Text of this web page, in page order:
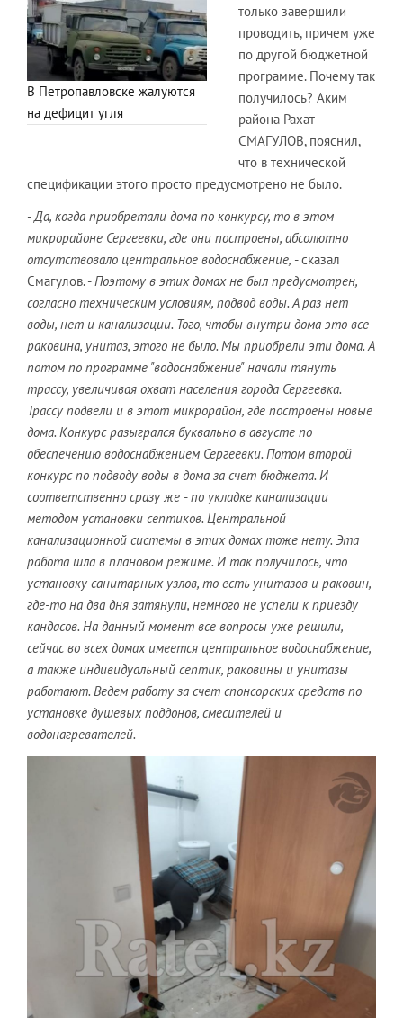
В Петропавловске жалуются
на дефицит угля
только завершили
проводить, причем уже
по другой бюджетной
программе. Почему так
получилось? Аким
района Рахат
СМАГУЛОВ, пояснил,
что в технической
спецификации этого просто предусмотрено не было.
-Да, когда приобретали дома по конкурсу, то в этом
микрорайоне Сергеевки, где они построены, абсолютно
отсутствовало центральное водоснабжение, - сказал
Смагулов. -Поэтому в этих домах не был предусмотрен,
согласно техническим условиям, подвод воды. А раз нет
воды, нет и канализации. Того, чтобы внутри дома это все -
раковина, унитаз, этого не было. Мы приобрели эти дома. А
потом по программе "водоснабжение" начали тянуть
трассу, увеличивая охват населения города Сергеевка.
Трассу подвели и в этот микрорайон, где построены новые
дома. Конкурс разыгрался буквально в августе по
обеспечению водоснабжением Сергеевки. Потом второй
конкурс по подводу воды в дома за счет бюджета. И
соответственно сразу же - по укладке канализации
методом установки септиков. Центральной
канализационной системы в этих домах тоже нету. Эта
работа шла в плановом режиме. И так получилось, что
установку санитарных узлов, то есть унитазов и раковин,
где-то на два дня затянули, немного не успели к приезду
кандасов. На данный момент все вопросы уже решили,
сейчас во всех домах имеется центральное водоснабжение,
а также индивидуальный септик, раковины и унитазы
работают. Ведем работу за счет спонсорских средств по
установке душевых поддонов, смесителей и
водонагревателей.